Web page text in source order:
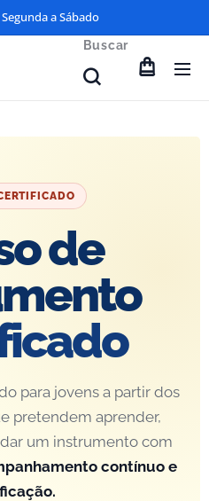
a Sábado
Buscar
de
para jovens a partir dos
pretendem aprender,
um instrumento com
contínuo e